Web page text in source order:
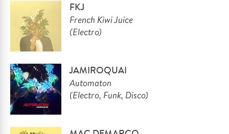
FKJ
French Kiwi Juice
(Electro)
JAMIROQUAI
Automaton
(Electro, Funk, Disco)